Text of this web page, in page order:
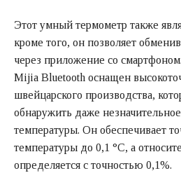
Этот умный термометр также
кроме того, он позволяет
через приложение со
Mijia Bluetooth оснащен
швейцарского производства,
обнаружить даже
температуры. Он обеспечивает
температуры до 0,1 °С, а
определяется с точностью 0,1%.